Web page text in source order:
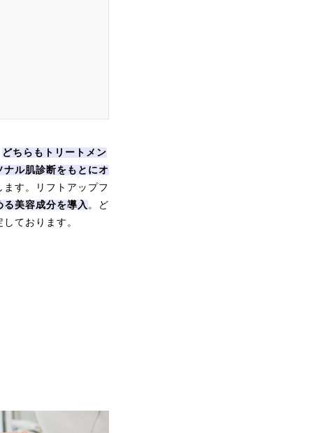
どちらもトリートメン
ナル肌診断をもとにオ
す。リフトアップフ
美容成分を導入 。ど
ております。